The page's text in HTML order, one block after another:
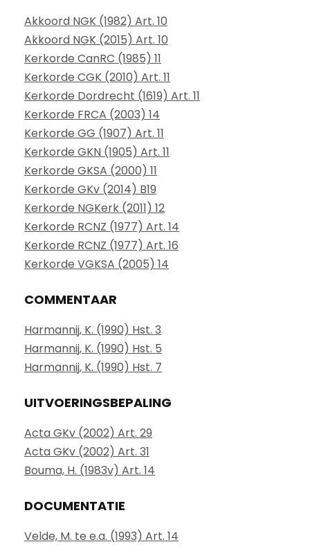
Akkoord NGK (1982) Art. 10
Akkoord NGK (2015) Art. 10
Kerkorde CanRC (1985) 11
Kerkorde CGK (2010) Art. 11
Kerkorde Dordrecht (1619) Art. 11
Kerkorde FRCA (2003) 14
Kerkorde GG (1907) Art. 11
Kerkorde GKN (1905) Art. 11
Kerkorde GKSA (2000) 11
Kerkorde GKv (2014) B19
Kerkorde NGKerk (2011) 12
Kerkorde RCNZ (1977) Art. 14
Kerkorde RCNZ (1977) Art. 16
Kerkorde VGKSA (2005) 14
COMMENTAAR
Harmannij, K. (1990) Hst. 3
Harmannij, K. (1990) Hst. 5
Harmannij, K. (1990) Hst. 7
UITVOERINGSBEPALING
Acta GKv (2002) Art. 29
Acta GKv (2002) Art. 31
Bouma, H. (1983v) Art. 14
DOCUMENTATIE
Velde, M. te e.a. (1993) Art. 14